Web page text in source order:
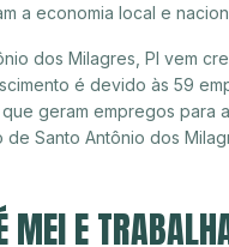
a economia local e
dos Milagres, PI vem
é devido às 59
geram empregos para
de Santo Antônio dos
MEI E